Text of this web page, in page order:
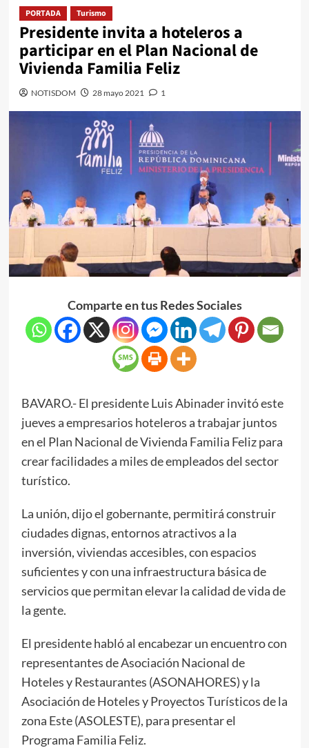
PORTADA Turismo
Presidente invita a hoteleros a
participar en el Plan Nacional de
Vivienda Familia Feliz
NOTISDOM 28 mayo 2021 1
Comparte en tus Redes Sociales
BAVARO.- El presidente Luis Abinader invitó este
jueves a empresarios hoteleros a trabajar juntos
en el Plan Nacional de Vivienda Familia Feliz para
crear facilidades a miles de empleados del sector
turístico.
La unión, dijo el gobernante, permitirá construir
ciudades dignas, entornos atractivos a la
inversión, viviendas accesibles, con espacios
suficientes y con una infraestructura básica de
servicios que permitan elevar la calidad de vida de
la gente.
El presidente habló al encabezar un encuentro con
representantes de Asociación Nacional de
Hoteles y Restaurantes (ASONAHORES) y la
Asociación de Hoteles y Proyectos Turísticos de la
zona Este (ASOLESTE), para presentar el
Programa Familia Feliz.